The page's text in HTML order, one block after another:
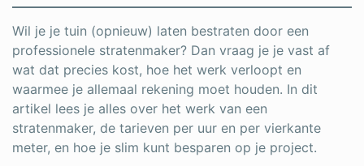
Vloeren
Vochtbestrijding
Warmtepomp
Zonnepanelen
Zonwering
Wil je je tuin (opnieuw) laten bestraten door een
professionele stratenmaker? Dan vraag je je vast af
wat dat precies kost, hoe het werk verloopt en
waarmee je allemaal rekening moet houden. In dit
artikel lees je alles over het werk van een
stratenmaker, de tarieven per uur en per vierkante
meter, en hoe je slim kunt besparen op je project.